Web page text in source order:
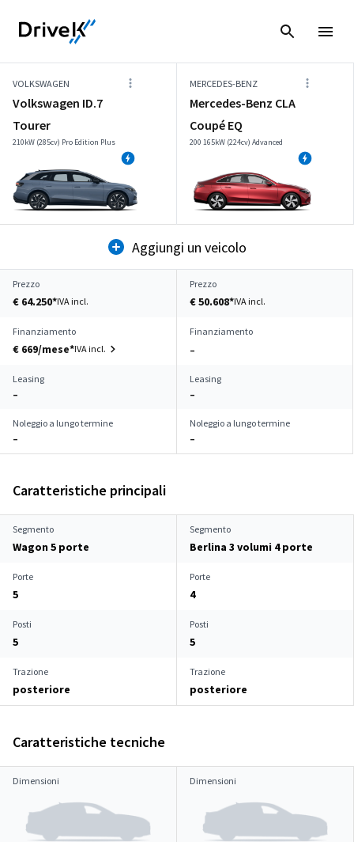
VOLKSWAGEN
Volkswagen ID.7
Tourer
210kW (285cv) Pro Edition Plus
MERCEDES-BENZ
Mercedes-Benz CLA
Coupé EQ
200 165kW (224cv) Advanced
Aggiungi un veicolo
Prezzo
€ 64.250*IVA incl.
Prezzo
€ 50.608*IVA incl.
Finanziamento
€ 669/mese*IVA incl.
Finanziamento
–
Leasing
–
Leasing
–
Noleggio a lungo termine
–
Noleggio a lungo termine
–
Caratteristiche principali
Segmento
Wagon 5 porte
Segmento
Berlina 3 volumi 4 porte
Porte
5
Porte
4
Posti
5
Posti
5
Trazione
posteriore
Trazione
posteriore
Caratteristiche tecniche
Dimensioni Dimensioni